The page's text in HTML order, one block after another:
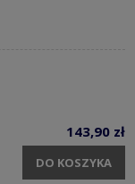
143,90 zł
DO KOSZYKA